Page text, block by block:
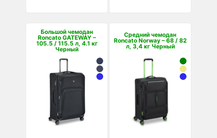
Большой чемодан
Roncato GATEWAY –
105.5 / 115.5 л, 4.1 кг
Черный
Средний чемодан
Roncato Norway – 68 / 82
л, 3,4 кг Черный